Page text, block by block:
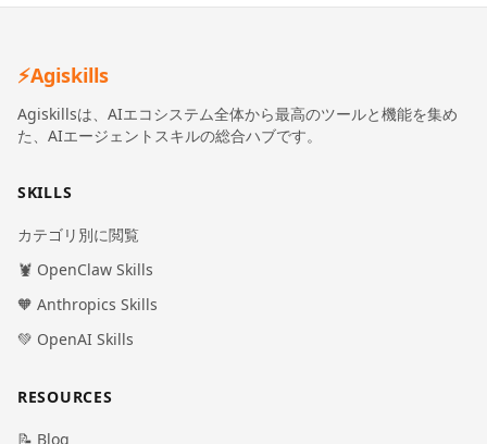
⚡Agiskills
Agiskillsは、AIエコシステム全体から最高のツールと機能を集め
た、AIエージェントスキルの総合ハブです。
SKILLS
カテゴリ別に閲覧
🦞 OpenClaw Skills
🧡 Anthropics Skills
💚 OpenAI Skills
RESOURCES
📝 Blog